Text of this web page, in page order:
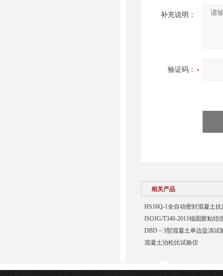
补充说明：
验证码：
相关产品
HS16Q-1全自动密封混凝土抗
ISOJG/T340-2011锚固胶粘结
DBD－3型混凝土单边盐冻试
混凝土泊松比试验仪